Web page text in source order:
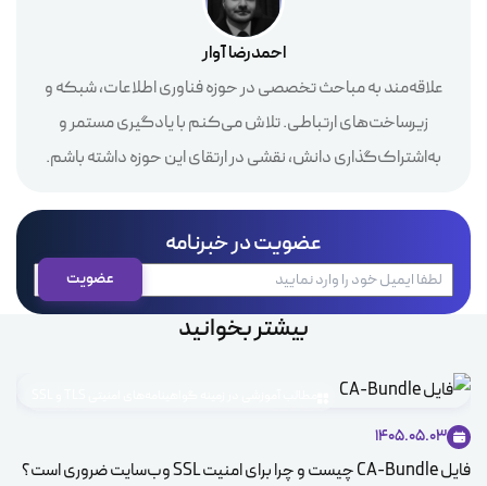
احمدرضا آوار
علاقه‌مند به مباحث تخصصی در حوزه فناوری اطلاعات، شبکه و
زیرساخت‌های ارتباطی. تلاش می‌کنم با یادگیری مستمر و
به‌اشتراک‌گذاری دانش، نقشی در ارتقای این حوزه داشته باشم.
عضویت در خبرنامه
بیشتر بخوانید
1405.05.03
فایل CA-Bundle چیست و چرا برای امنیت SSL وب‌سایت ضروری است؟